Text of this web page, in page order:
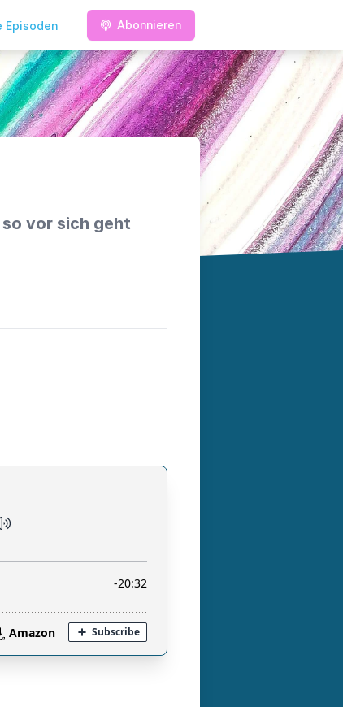
Episoden Abonnieren
vor sich geht